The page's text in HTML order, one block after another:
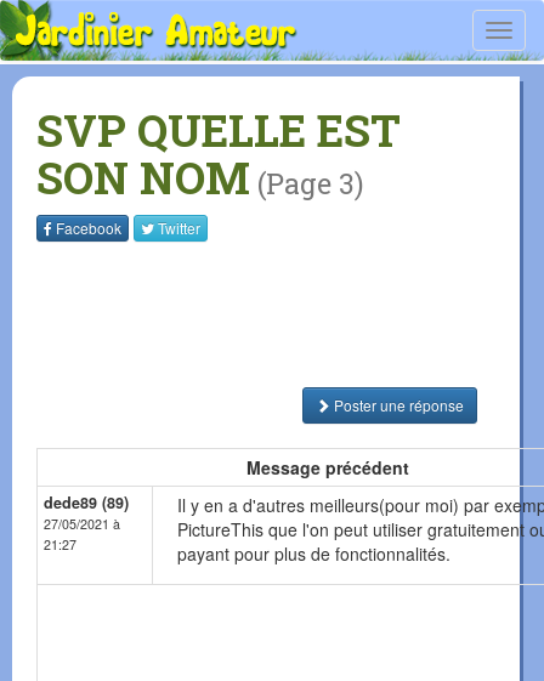
SVP QUELLE EST
SON NOM (Page 3)
Facebook Twitter
Poster une réponse
Message précédent
dede89 (89)
27/05/2021 à
21:27
Il y en a d'autres meilleurs(pour moi) par
PictureThis que l'on peut utiliser gratuitement
payant pour plus de fonctionnalités.